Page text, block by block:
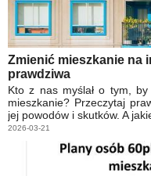
Zmienić mieszkanie na
prawdziwa
Kto z nas myślał o tym,
mieszkanie? Przeczytaj
jej powodów i skutków. A
2026-03-21